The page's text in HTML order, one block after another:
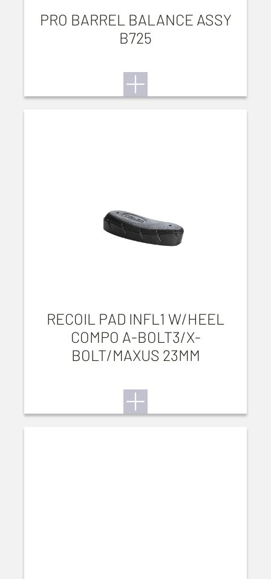
PRO BARREL BALANCE ASSY
B725
RECOIL PAD INFL1 W/HEEL
COMPO A-BOLT3/X-
BOLT/MAXUS 23MM